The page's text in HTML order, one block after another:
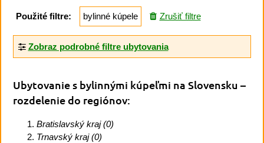
Použité filtre: bylinné kúpele Zrušiť filtre
Zobraz podrobné filtre ubytovania
Ubytovanie s bylinnými kúpeľmi na Slovensku –
rozdelenie do regiónov:
Bratislavský kraj (0)
Trnavský kraj (0)